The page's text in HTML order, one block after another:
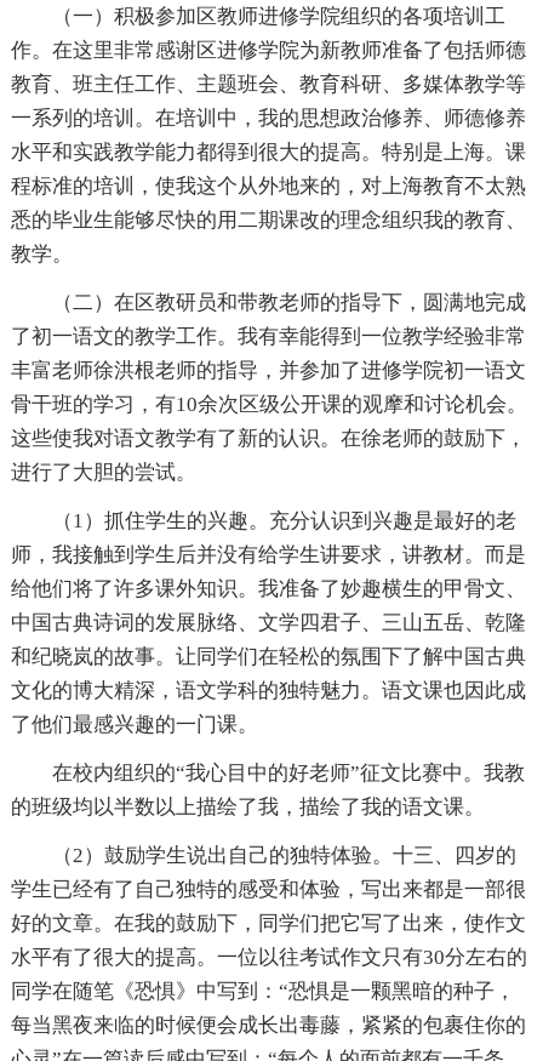
（一）积极参加区教师进修学院组织的各项培训工
作。在这里非常感谢区进修学院为新教师准备了包括师德
教育、班主任工作、主题班会、教育科研、多媒体教学等
一系列的培训。在培训中，我的思想政治修养、师德修养
水平和实践教学能力都得到很大的提高。特别是上海。课
程标准的培训，使我这个从外地来的，对上海教育不太熟
悉的毕业生能够尽快的用二期课改的理念组织我的教育、
教学。
（二）在区教研员和带教老师的指导下，圆满地完成
了初一语文的教学工作。我有幸能得到一位教学经验非常
丰富老师徐洪根老师的指导，并参加了进修学院初一语文
骨干班的学习，有10余次区级公开课的观摩和讨论机会。
这些使我对语文教学有了新的认识。在徐老师的鼓励下，
进行了大胆的尝试。
（1）抓住学生的兴趣。充分认识到兴趣是最好的老
师，我接触到学生后并没有给学生讲要求，讲教材。而是
给他们将了许多课外知识。我准备了妙趣横生的甲骨文、
中国古典诗词的发展脉络、文学四君子、三山五岳、乾隆
和纪晓岚的故事。让同学们在轻松的氛围下了解中国古典
文化的博大精深，语文学科的独特魅力。语文课也因此成
了他们最感兴趣的一门课。
在校内组织的“我心目中的好老师”征文比赛中。我教
的班级均以半数以上描绘了我，描绘了我的语文课。
（2）鼓励学生说出自己的独特体验。十三、四岁的
学生已经有了自己独特的感受和体验，写出来都是一部很
好的文章。在我的鼓励下，同学们把它写了出来，使作文
水平有了很大的提高。一位以往考试作文只有30分左右的
同学在随笔《恐惧》中写到：“恐惧是一颗黑暗的种子，
每当黑夜来临的时候便会成长出毒藤，紧紧的包裹住你的